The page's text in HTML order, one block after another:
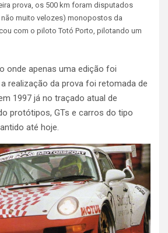
prova, os 500 km foram disputados
muito velozes) monopostos da
com o piloto Totó Porto, pilotando um
onde apenas uma edição foi
realização da prova foi retomada de
1997 já no traçado atual de
protótipos, GTs e carros do tipo
até hoje.